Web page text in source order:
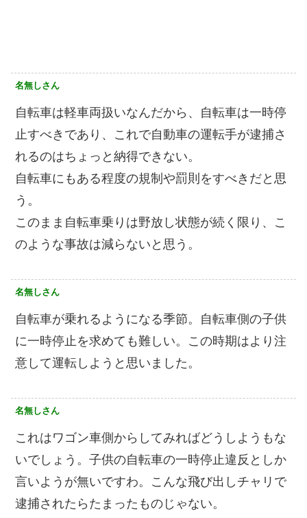
名無しさん
自転車は軽車両扱いなんだから、自転車は一時停
止すべきであり、これで自動車の運転手が逮捕さ
れるのはちょっと納得できない。
自転車にもある程度の規制や罰則をすべきだと思
う。
このまま自転車乗りは野放し状態が続く限り、こ
のような事故は減らないと思う。
名無しさん
自転車が乗れるようになる季節。自転車側の子供
に一時停止を求めても難しい。この時期はより注
意して運転しようと思いました。
名無しさん
これはワゴン車側からしてみればどうしようもな
いでしょう。子供の自転車の一時停止違反としか
言いようが無いですわ。こんな飛び出しチャリで
逮捕されたらたまったものじゃない。